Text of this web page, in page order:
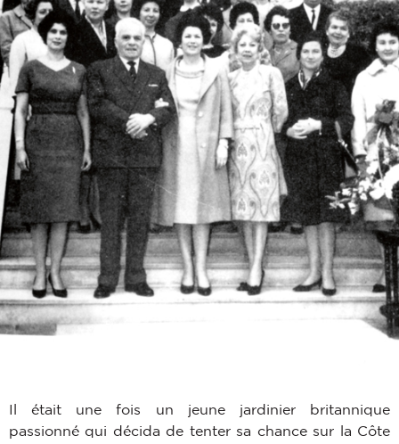
Il était une fois un jeune jardinier britannique
passionné qui décida de tenter sa chance sur la Côte